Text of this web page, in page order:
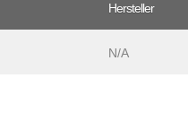
Hersteller
N/A